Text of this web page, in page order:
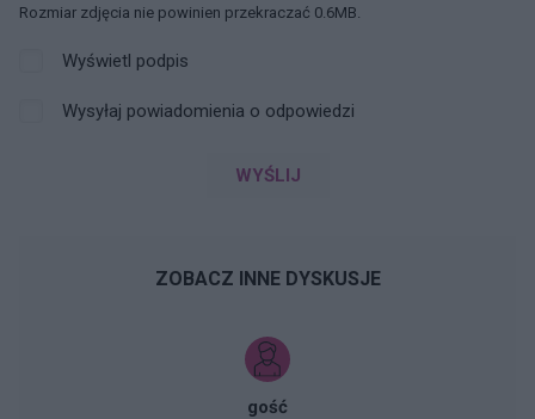
Rozmiar zdjęcia nie powinien przekraczać 0.6MB.
Wyświetl podpis
Wysyłaj powiadomienia o odpowiedzi
WYŚLIJ
ZOBACZ INNE DYSKUSJE
gość